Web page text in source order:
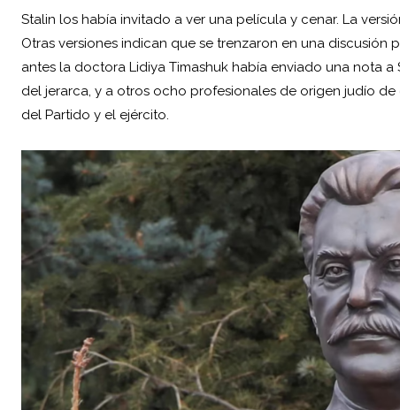
Stalin los había invitado a ver una película y cenar. La
Otras versiones indican que se trenzaron en una discusión
antes la doctora Lidiya Timashuk había enviado una nota
del jerarca, y a otros ocho profesionales de origen judío
del Partido y el ejército.